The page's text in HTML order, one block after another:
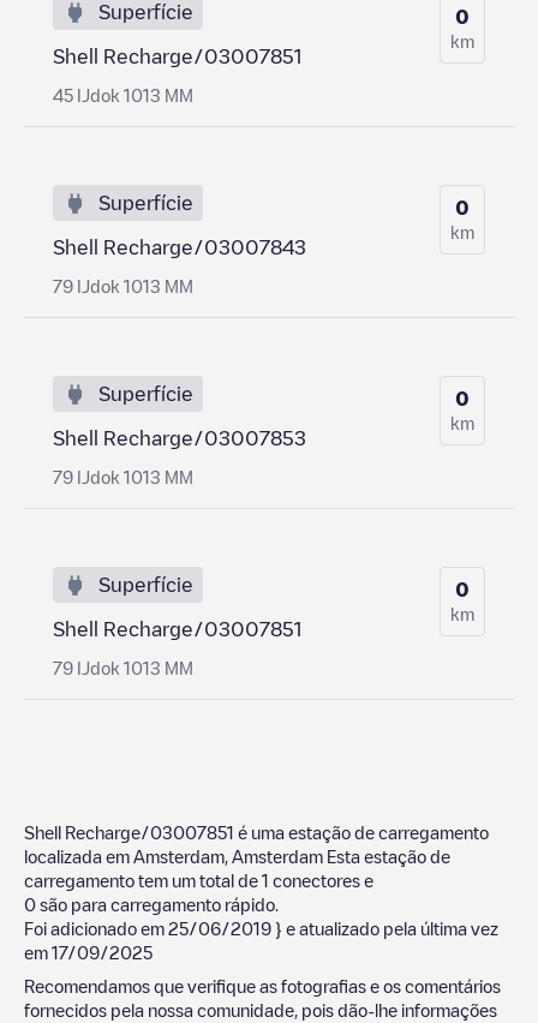
Superfície
Shell Recharge/03007851
45 IJdok 1013 MM
0
km
Superfície
Shell Recharge/03007843
79 IJdok 1013 MM
0
km
Superfície
Shell Recharge/03007853
79 IJdok 1013 MM
0
km
Superfície
Shell Recharge/03007851
79 IJdok 1013 MM
0
km
Shell Recharge/03007851 é uma estação de carregamento
localizada em Amsterdam Amsterdam Esta estação de
carregamento tem um total de 1 conectores e
0 são para carregamento rápido.
Foi adicionado em 25/06/2019 } e atualizado pela última vez
em 17/09/2025
Recomendamos que verifique as fotografias e os comentários
fornecidos pela nossa comunidade, pois dão-lhe informações